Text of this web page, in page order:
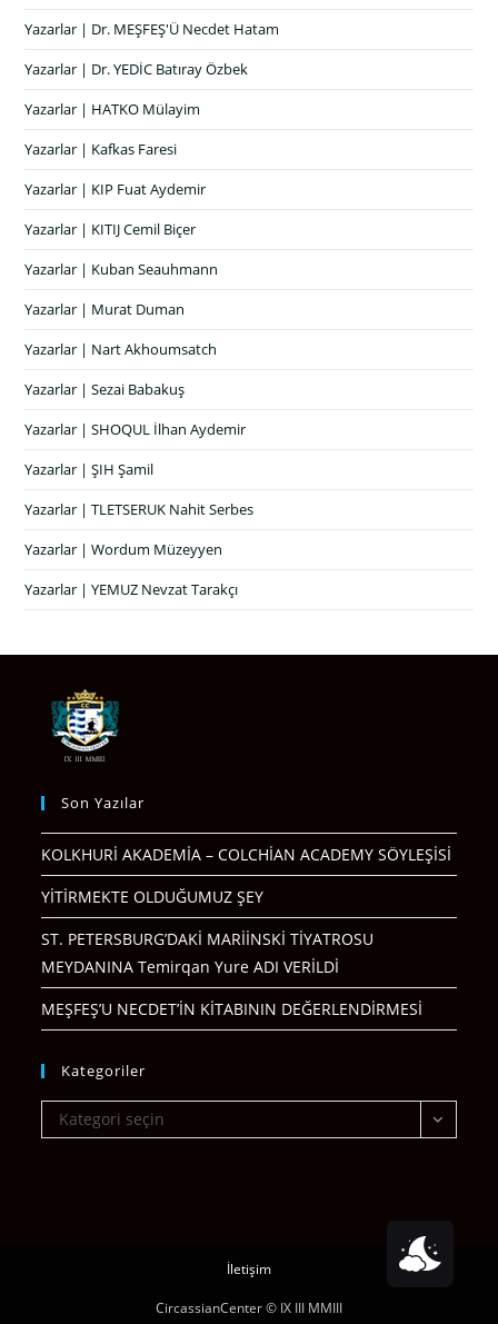
Yazarlar | Dr. MEŞFEŞ'Ü Necdet Hatam
Yazarlar | Dr. YEDİC Batıray Özbek
Yazarlar | HATKO Mülayim
Yazarlar | Kafkas Faresi
Yazarlar | KIP Fuat Aydemir
Yazarlar | KITIJ Cemil Biçer
Yazarlar | Kuban Seauhmann
Yazarlar | Murat Duman
Yazarlar | Nart Akhoumsatch
Yazarlar | Sezai Babakuş
Yazarlar | SHOQUL İlhan Aydemir
Yazarlar | ŞIH Şamil
Yazarlar | TLETSERUK Nahit Serbes
Yazarlar | Wordum Müzeyyen
Yazarlar | YEMUZ Nevzat Tarakçı
Son Yazılar
KOLKHURİ AKADEMİA – COLCHİAN ACADEMY SÖYLEŞİSİ
YİTİRMEKTE OLDUĞUMUZ ŞEY
ST. PETERSBURG’DAKİ MARİİNSKİ TİYATROSU
MEYDANINA Temirqan Yure ADI VERİLDİ
MEŞFEŞ’U NECDET’İN KİTABININ DEĞERLENDİRMESİ
Kategoriler
Kategoriler
Kategori seçin
İletişim
CircassianCenter © IX III MMIII